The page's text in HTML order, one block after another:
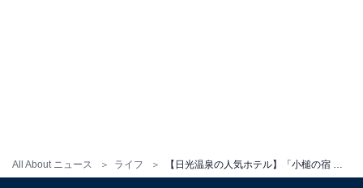
All About ニュース ライフ
また、記事中の宿泊プランを予約すると、売上の一部が